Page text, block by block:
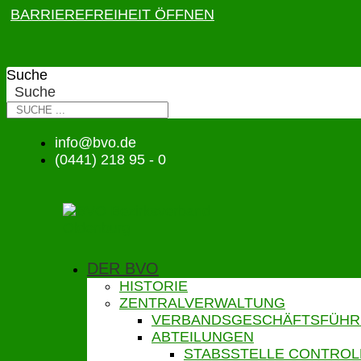
BARRIEREFREIHEIT ÖFFNEN
Suche
Suche
info@bvo.de
(0441) 218 95 - 0
DER BVO
HISTORIE
ZENTRALVERWALTUNG
ABTEILUNGEN
STABSSTELLE